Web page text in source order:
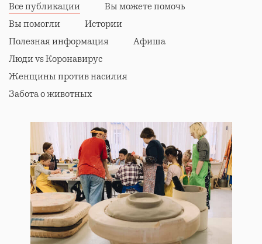
Все публикации
Вы можете помочь
Вы помогли
Истории
Полезная информация
Афиша
Люди vs Коронавирус
Женщины против насилия
Забота о животных